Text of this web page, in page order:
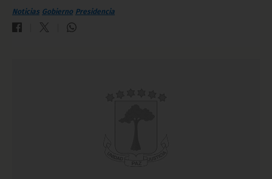
Noticias Gobierno Presidencia